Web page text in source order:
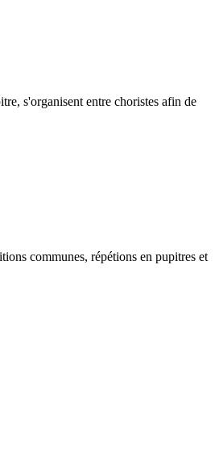
s'organisent entre choristes afin de
communes, répétions en pupitres et